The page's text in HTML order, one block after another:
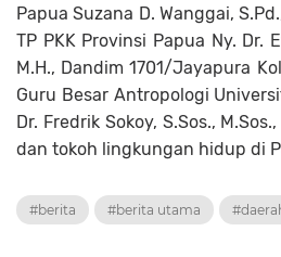
Papua Suzana D. Wanggai,
TP PKK Provinsi Papua Ny. Dr.
M.H., Dandim 1701/Jayapura
Guru Besar Antropologi
Dr. Fredrik Sokoy, S.Sos.,
dan tokoh lingkungan hidup di
#berita #berita utama